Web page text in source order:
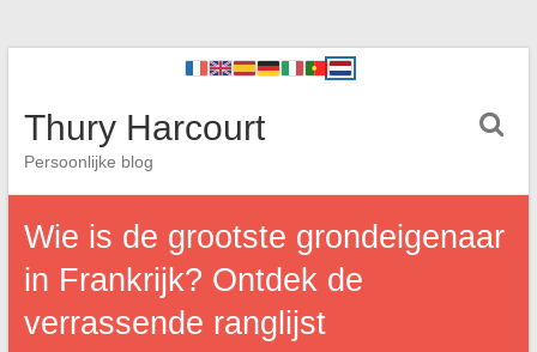
Thury Harcourt
Persoonlijke blog
Wie is de grootste grondeigenaar
in Frankrijk? Ontdek de
verrassende ranglijst